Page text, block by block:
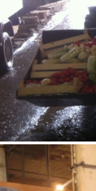
3.jpg